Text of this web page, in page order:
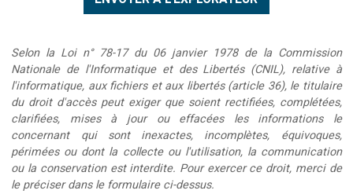
Selon la Loi n° 78-17 du 06 janvier 1978 de la Commission
Nationale de l'Informatique et des Libertés (CNIL), relative à
l'informatique, aux fichiers et aux libertés (article 36), le titulaire
du droit d'accès peut exiger que soient rectifiées, complétées,
clarifiées, mises à jour ou effacées les informations le
concernant qui sont inexactes, incomplètes, équivoques,
périmées ou dont la collecte ou l'utilisation, la communication
ou la conservation est interdite. Pour exercer ce droit, merci de
le préciser dans le formulaire ci-dessus.